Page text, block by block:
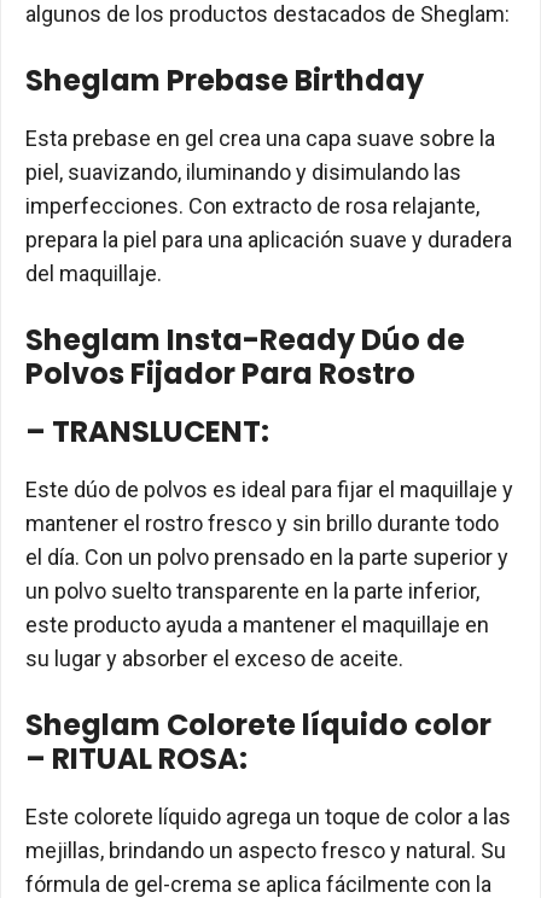
algunos de los productos destacados de Sheglam:
Sheglam Prebase Birthday
Esta prebase en gel crea una capa suave sobre la
piel, suavizando, iluminando y disimulando las
imperfecciones. Con extracto de rosa relajante,
prepara la piel para una aplicación suave y duradera
del maquillaje.
Sheglam Insta-Ready Dúo de
Polvos Fijador Para Rostro
– TRANSLUCENT:
Este dúo de polvos es ideal para fijar el maquillaje y
mantener el rostro fresco y sin brillo durante todo
el día. Con un polvo prensado en la parte superior y
un polvo suelto transparente en la parte inferior,
este producto ayuda a mantener el maquillaje en
su lugar y absorber el exceso de aceite.
Sheglam Colorete líquido color
– RITUAL ROSA:
Este colorete líquido agrega un toque de color a las
mejillas, brindando un aspecto fresco y natural. Su
fórmula de gel-crema se aplica fácilmente con la